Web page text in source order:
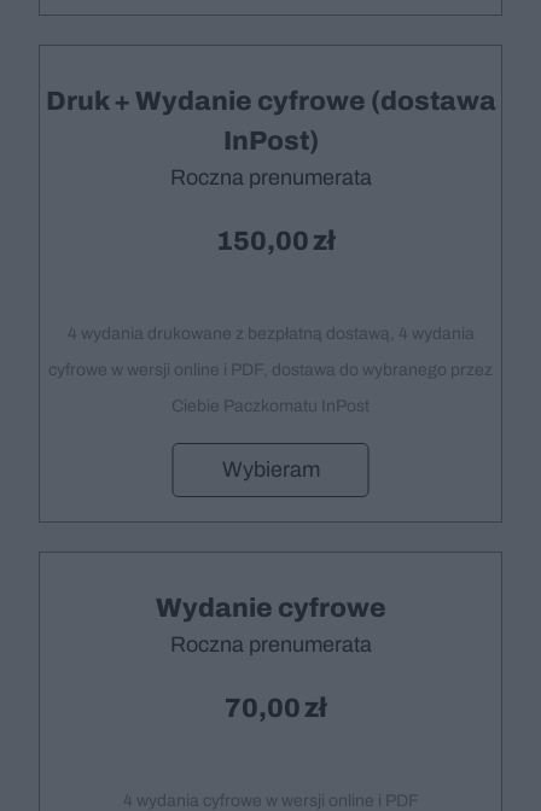
Druk + Wydanie cyfrowe (dostawa
InPost)
Roczna prenumerata
150,00
4 wydania drukowane z bezpłatną dostawą, 4 wydania
cyfrowe w wersji online i PDF, dostawa do wybranego przez
Ciebie Paczkomatu InPost
Wybieram
Wydanie cyfrowe
Roczna prenumerata
70,00
4 wydania cyfrowe w wersji online i PDF